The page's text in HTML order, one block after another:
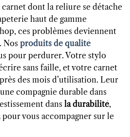
dont la reliure se détache
haut de gamme
ces problèmes deviennent
Nos produits de qualité
pour perdurer. Votre stylo
sans faille, et votre carnet
des mois d’utilisation. Leur
compagnie durable dans
dans la durabilité,
vous accompagner sur le